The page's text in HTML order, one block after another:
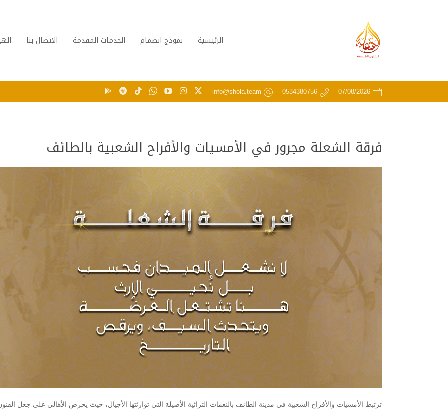
الرئيسية نموذج انضمام الخدمات المقدمة الاتصال بنا
07/08/2026
0534380756
info@shola.team
فرقة الشعلة مجرور في الأمسيات والأفراح الشعبية بالطائف
ترتبط الأمسيات والأفراح الشعبية في مدينة الطائف بالنغمات التراثية الأصيلة التي توارثتها الأجيال، حيث يحرص الأهالي على جعل